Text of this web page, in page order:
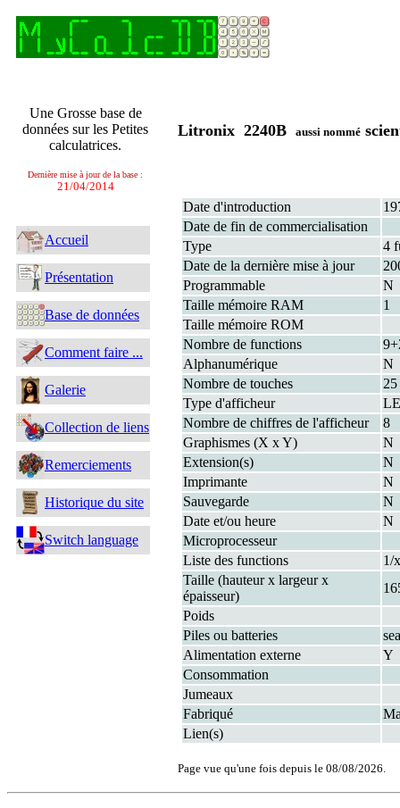
Une Grosse base de
données sur les Petites
calculatrices.
Dernière mise à jour de la base :
21/04/2014
Accueil
Présentation
Base de données
Comment faire ...
Galerie
Collection de liens
Remerciements
Historique du site
Switch language
Litronix 2240B aussi nommé
Date d'introduction
Date de fin de commercialisation
Type
4
Date de la dernière mise à jour
Programmable
N
Taille mémoire RAM
1
Taille mémoire ROM
Nombre de functions
Alphanumérique
N
Nombre de touches
25
Type d'afficheur
Nombre de chiffres de l'afficheur
8
Graphismes (X x Y)
N
Extension(s)
N
Imprimante
N
Sauvegarde
N
Date et/ou heure
N
Microprocesseur
Liste des functions
1/
Taille (hauteur x largeur x
épaisseur)
Poids
Piles ou batteries
Alimentation externe
Y
Consommation
Jumeaux
Fabriqué
Lien(s)
Page vue qu'une fois depuis le 08/08/2026.